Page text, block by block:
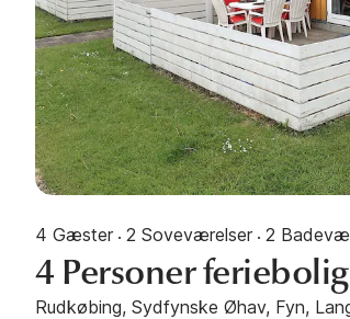
4 Gæster · 2 Soveværelser · 2
4 Personer
Rudkøbing, Sydfynske Øhav, Fyn,